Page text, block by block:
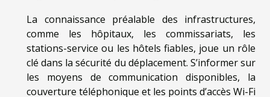
La connaissance préalable des infrastructures,
comme les hôpitaux, les commissariats, les
stations-service ou les hôtels fiables, joue un rôle
clé dans la sécurité du déplacement. S’informer sur
les moyens de communication disponibles, la
couverture téléphonique et les points d’accès Wi-Fi